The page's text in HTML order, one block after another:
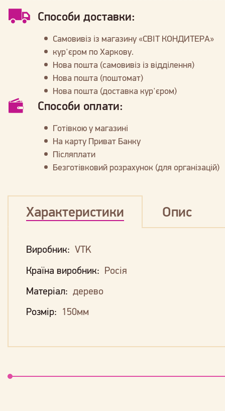
Способи доставки:
Самовивіз із магазину «СВІТ КОНДИТЕРА»
кур'єром по Харкову.
Нова пошта (самовивіз із відділення)
Нова пошта (поштомат)
Нова пошта (доставка кур'єром)
Способи оплати:
Готівкою у магазині
На карту Приват Банку
Післяплати
Безготівковий розрахунок (для організацій)
Характеристики Опис
Виробник: VTK
Країна виробник: Росія
Матеріал: дерево
Розмір: 150мм